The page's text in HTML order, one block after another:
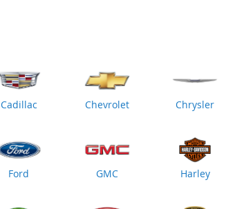
Cadillac Chevrolet Chrysler
Ford GMC Harley